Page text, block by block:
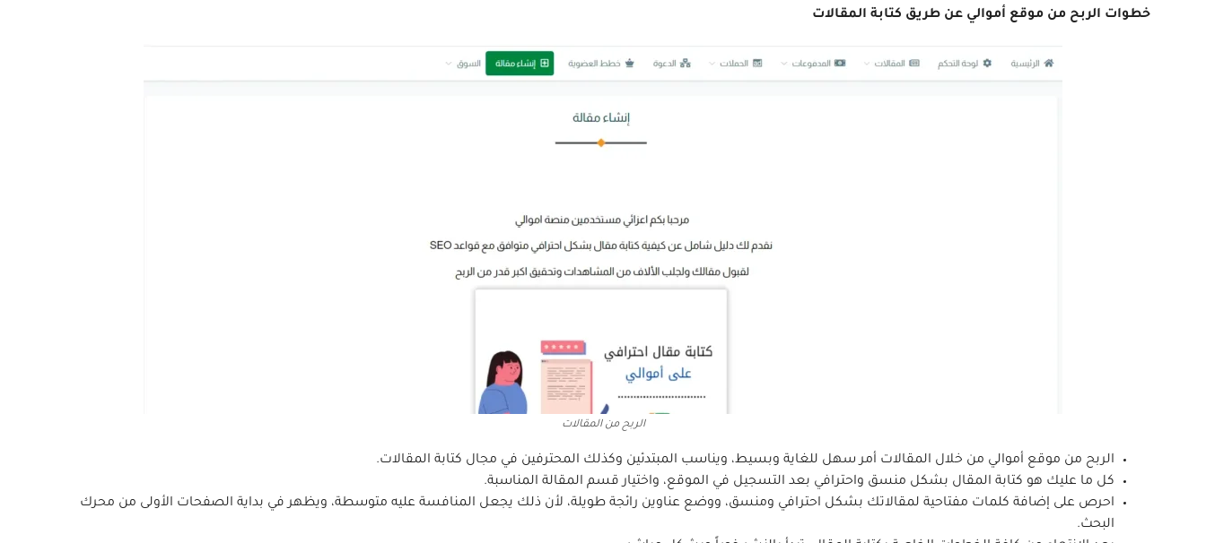
خطوات الربح من موقع أموالي عن طريق كتابة المقالات
الربح من المقالات
الربح من موقع أموالي من خلال المقالات أمر سهل للغاية وبسيط، ويناسب المبتدئين وكذلك المحترفين في مجال كتابة المقالات.
كل ما عليك هو كتابة المقال بشكل منسق واحترافي بعد التسجيل في الموقع، واختيار قسم المقالة المناسبة.
احرص على إضافة كلمات مفتاحية لمقالاتك بشكل احترافي ومنسق، ووضع عناوين رائجة طويلة، لأن ذلك يجعل المنافسة عليه متوسطة، ويظهر في بداية الصفحات الأولى من محرك
البحث.